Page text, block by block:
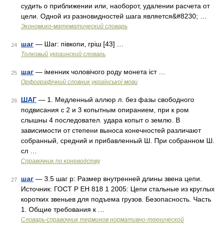
судить о приближении или, наоборот, удалении расчета от
цели. Одной из разновидностей шага является&#8230; …
Экономико-математический словарь
24 шаг — Шаг: півкопи, гріш [43] …
Толковый украинский словарь
25 шаг — іменник чоловічого роду монета іст …
Орфографічний словник української мови
26 ШАГ — 1. Медленный аллюр л. без фазы свободного
подвисания с 2 и 3 копытным опиранием, при к ром
слышны 4 последовател. удара копыт о землю. В
зависимости от степени выноса конечностей различают
собранный, средний и прибавленный Ш. При собранном Ш.
сл …
Справочник по коневодству
27 шаг — 3.5 шаг р: Размер внутренней длины звена цепи.
Источник: ГОСТ Р ЕН 818 1 2005: Цепи стальные из круглых
коротких звеньев для подъема грузов. Безопасность. Часть
1. Общие требования к …
Словарь-справочник терминов нормативно-технической